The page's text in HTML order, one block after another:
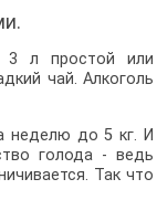
3 л простой или
чай. Алкоголь
неделю до 5 кг. И
голода - ведь
Так что